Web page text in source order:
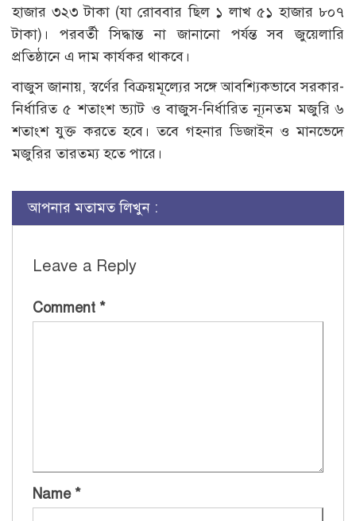
হাজার ৩২৩ টাকা (যা রোববার ছিল ১ লাখ ৫১ হাজার ৮০৭
টাকা)। পরবর্তী সিদ্ধান্ত না জানানো পর্যন্ত সব জুয়েলারি
প্রতিষ্ঠানে এ দাম কার্যকর থাকবে।
বাজুস জানায়, স্বর্ণের বিক্রয়মূল্যের সঙ্গে আবশ্যিকভাবে সরকার-
নির্ধারিত ৫ শতাংশ ভ্যাট ও বাজুস-নির্ধারিত ন্যূনতম মজুরি ৬
শতাংশ যুক্ত করতে হবে। তবে গহনার ডিজাইন ও মানভেদে
মজুরির তারতম্য হতে পারে।
আপনার মতামত লিখুন :
Leave a Reply
Comment *
Name *